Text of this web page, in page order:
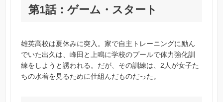
第1話：ゲーム・スタート
雄英高校は夏休みに突入。家で自主トレーニングに励ん
でいた出久は、峰田と上鳴に学校のプールで体力強化訓
練をしようと誘われる。だが、その訓練は、2人が女子た
ちの水着を見るために仕組んだものだった。